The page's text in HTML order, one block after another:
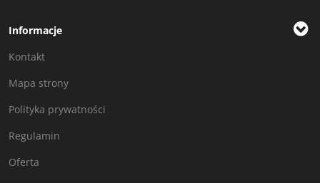
Informacje
Kontakt
Mapa strony
Polityka prywatności
Regulamin
Oferta